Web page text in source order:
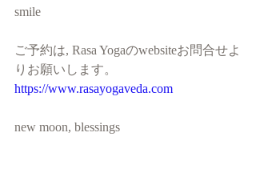
smile
ご予約は, Rasa Yogaのwebsiteお問合せよ
りお願いします。
https://www.rasayogaveda.com
new moon, blessings